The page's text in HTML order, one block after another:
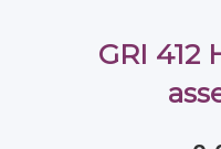
GRI 412